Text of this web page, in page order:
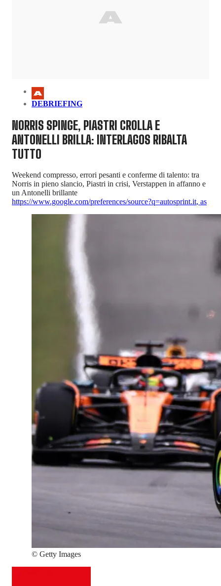
DEBRIEFING
NORRIS SPINGE, PIASTRI CROLLA E
ANTONELLI BRILLA: INTERLAGOS RIBALTA
TUTTO
Weekend compresso, errori pesanti e conferme di talento: tra
Norris in pieno slancio, Piastri in crisi, Verstappen in affanno e
un Antonelli brillante
https://www.google.com/preferences/source?q=autosprint.it, as
© Getty Images